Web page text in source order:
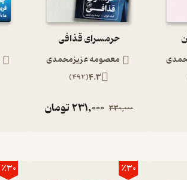
حرمسرای قذافی
معصومه عزیزمحمدی
4.3
(
492
)
330,000
231,000تومان
٪30 ٪30